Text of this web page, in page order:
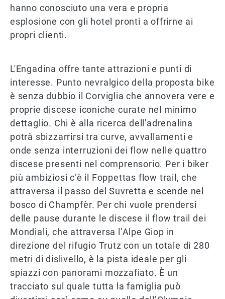
hanno conosciuto una vera e propria
esplosione con gli hotel pronti a offrirne ai
propri clienti.
L'Engadina offre tante attrazioni e punti di
interesse. Punto nevralgico della proposta bike
è senza dubbio il Corviglia che annovera vere e
proprie discese iconiche curate nel minimo
dettaglio. Chi è alla ricerca dell'adrenalina
potrà sbizzarrirsi tra curve, avvallamenti e
onde senza interruzioni dei flow nelle quattro
discese presenti nel comprensorio. Per i biker
più ambiziosi c’è il Foppettas flow trail, che
attraversa il passo del Suvretta e scende nel
bosco di Champfèr. Per chi vuole prendersi
delle pause durante le discese il flow trail dei
Mondiali, che attraversa l’Alpe Giop in
direzione del rifugio Trutz con un totale di 280
metri di dislivello, è la pista ideale per gli
spiazzi con panorami mozzafiato. È un
tracciato sul quale tutta la famiglia può